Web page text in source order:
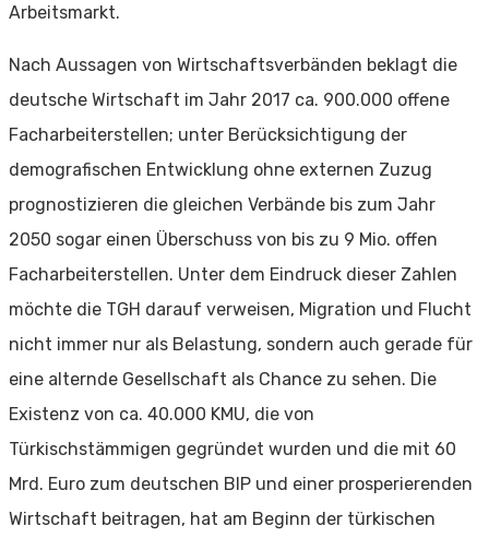
Arbeitsmarkt.
Nach Aussagen von Wirtschaftsverbänden beklagt die
deutsche Wirtschaft im Jahr 2017 ca. 900.000 offene
Facharbeiterstellen; unter Berücksichtigung der
demografischen Entwicklung ohne externen Zuzug
prognostizieren die gleichen Verbände bis zum Jahr
2050 sogar einen Überschuss von bis zu 9 Mio. offen
Facharbeiterstellen. Unter dem Eindruck dieser Zahlen
möchte die TGH darauf verweisen, Migration und Flucht
nicht immer nur als Belastung, sondern auch gerade für
eine alternde Gesellschaft als Chance zu sehen. Die
Existenz von ca. 40.000 KMU, die von
Türkischstämmigen gegründet wurden und die mit 60
Mrd. Euro zum deutschen BIP und einer prosperierenden
Wirtschaft beitragen, hat am Beginn der türkischen